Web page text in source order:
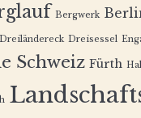
Bergwerk
Dreiländereck Dreisessel
Schweiz Fürth